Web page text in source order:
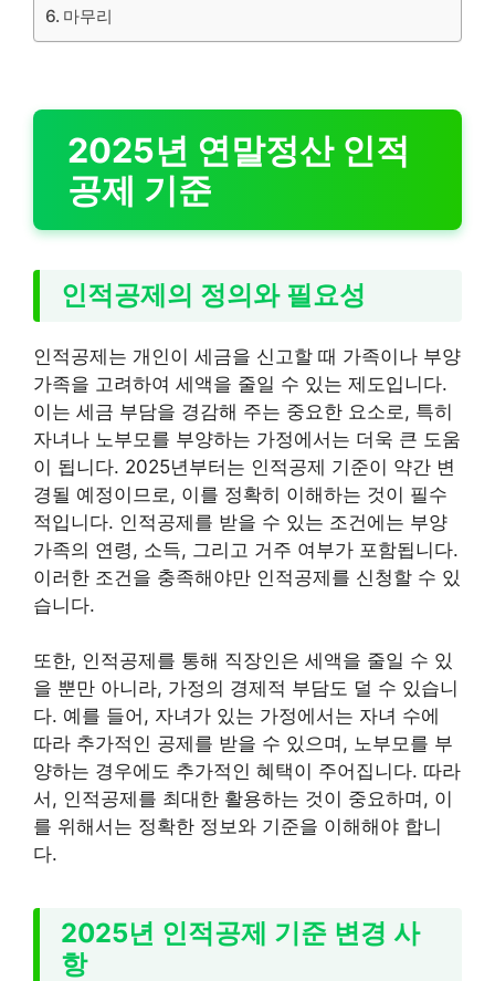
마무리
2025년 연말정산 인적
공제 기준
인적공제의 정의와 필요성
인적공제는 개인이 세금을 신고할 때 가족이나 부양
가족을 고려하여 세액을 줄일 수 있는 제도입니다.
이는 세금 부담을 경감해 주는 중요한 요소로, 특히
자녀나 노부모를 부양하는 가정에서는 더욱 큰 도움
이 됩니다. 2025년부터는 인적공제 기준이 약간 변
경될 예정이므로, 이를 정확히 이해하는 것이 필수
적입니다. 인적공제를 받을 수 있는 조건에는 부양
가족의 연령, 소득, 그리고 거주 여부가 포함됩니다.
이러한 조건을 충족해야만 인적공제를 신청할 수 있
습니다.
또한, 인적공제를 통해 직장인은 세액을 줄일 수 있
을 뿐만 아니라, 가정의 경제적 부담도 덜 수 있습니
다. 예를 들어, 자녀가 있는 가정에서는 자녀 수에
따라 추가적인 공제를 받을 수 있으며, 노부모를 부
양하는 경우에도 추가적인 혜택이 주어집니다. 따라
서, 인적공제를 최대한 활용하는 것이 중요하며, 이
를 위해서는 정확한 정보와 기준을 이해해야 합니
다.
2025년 인적공제 기준 변경 사
항